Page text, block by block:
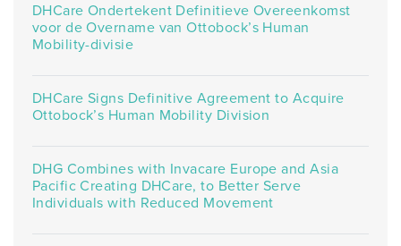
DHCare Ondertekent Definitieve Overeenkomst
voor de Overname van Ottobock’s Human
Mobility-divisie
DHCare Signs Definitive Agreement to Acquire
Ottobock’s Human Mobility Division
DHG Combines with Invacare Europe and Asia
Pacific Creating DHCare, to Better Serve
Individuals with Reduced Movement